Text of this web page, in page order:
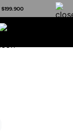
$199.900